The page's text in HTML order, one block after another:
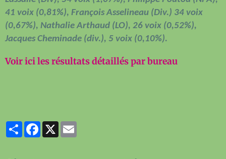
41 voix (0,81%), François Asselineau (Div.) 34 voix
(0,67%), Nathalie Arthaud (LO), 26 voix (0,52%),
Jacques Cheminade (div.), 5 voix (0,10%).
Voir ici les résultats détaillés par bureau
PartagerFacebook
X